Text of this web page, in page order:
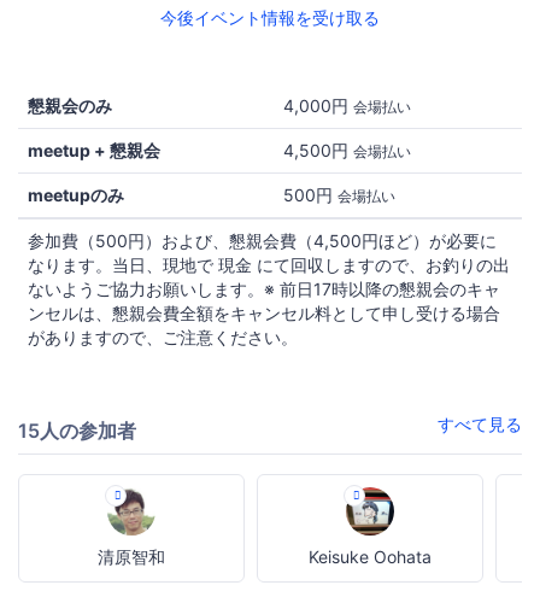
今後イベント情報を受け取る
懇親会のみ 4,000円 会場払い
meetup + 懇親会 4,500円 会場払い
meetupのみ 500円 会場払い
参加費（500円）および、懇親会費（4,500円ほど）が必要に
なります。当日、現地で 現金 にて回収しますので、お釣りの出
ないようご協力お願いします。※ 前日17時以降の懇親会のキャ
ンセルは、懇親会費全額をキャンセル料として申し受ける場合
がありますので、ご注意ください。
15人の参加者 すべて見る
清原智和 Keisuke Oohata